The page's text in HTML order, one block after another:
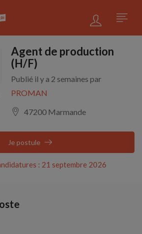
Agent de production
(H/F)
Publié il y a 2 semaines par
PROMAN
47200 Marmande
: 21 septembre 2026
Je postule